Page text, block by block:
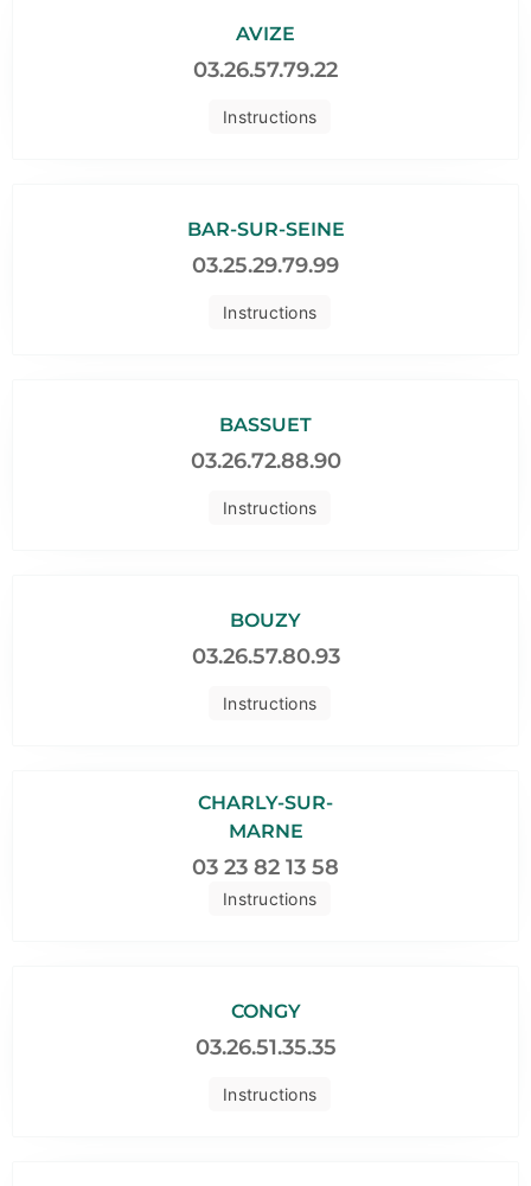
Instructions
AVIZE
03.26.57.79.22
Instructions
BAR-SUR-SEINE
03.25.29.79.99
Instructions
BASSUET
03.26.72.88.90
Instructions
BOUZY
03.26.57.80.93
Instructions
CHARLY-SUR-
MARNE
03 23 82 13 58
Instructions
CONGY
03.26.51.35.35